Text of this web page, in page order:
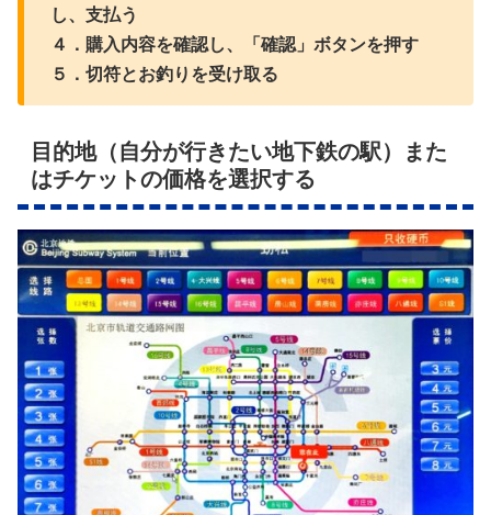
し、支払う
４．購入内容を確認し、「確認」ボタンを押す
５．切符とお釣りを受け取る
目的地（自分が行きたい地下鉄の駅）また
はチケットの価格を選択する